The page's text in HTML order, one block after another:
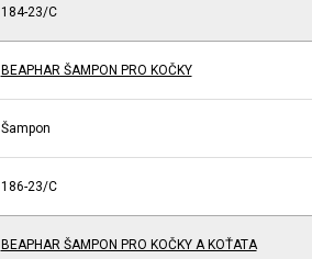
184-23/C
BEAPHAR ŠAMPON PRO KOČKY
Šampon
186-23/C
BEAPHAR ŠAMPON PRO KOČKY A KOŤATA